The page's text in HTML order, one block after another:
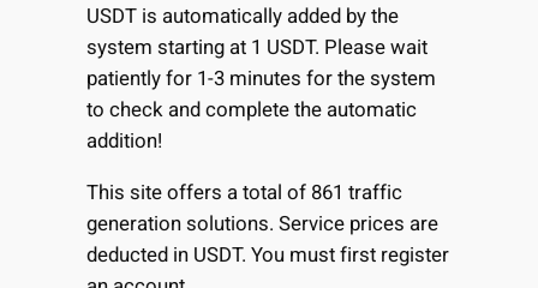
USDT is automatically added by the
system starting at 1 USDT. Please wait
patiently for 1-3 minutes for the system
to check and complete the automatic
addition!
This site offers a total of 861 traffic
generation solutions. Service prices are
deducted in USDT. You must first register